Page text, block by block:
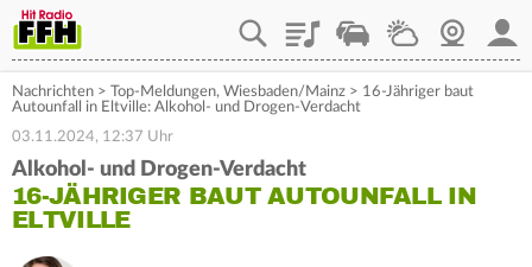
PlaylistStaupilotWetterWebcam
Nachrichten > Top-Meldungen, Wiesbaden/Mainz > 16-Jähriger baut
Autounfall in Eltville: Alkohol- und Drogen-Verdacht
03.11.2024, 12:37 Uhr
Alkohol- und Drogen-Verdacht
16-JÄHRIGER BAUT AUTOUNFALL IN
ELTVILLE